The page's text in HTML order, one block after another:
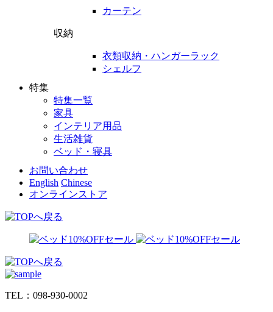
カーテン
収納
衣類収納・ハンガーラック
シェルフ
特集
特集一覧
家具
インテリア用品
生活雑貨
ベッド・寝具
お問い合わせ
English Chinese
オンラインストア
TEL：098-930-0002